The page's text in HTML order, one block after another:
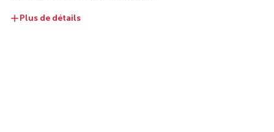
Plus de détails